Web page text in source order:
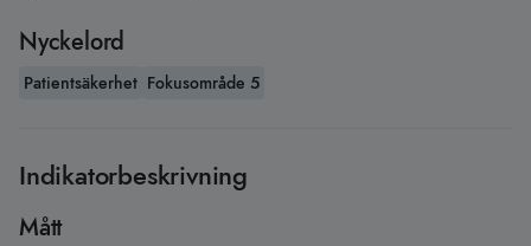
Nyckelord
Patientsäkerhet Fokusområde 5
Indikatorbeskrivning
Mått